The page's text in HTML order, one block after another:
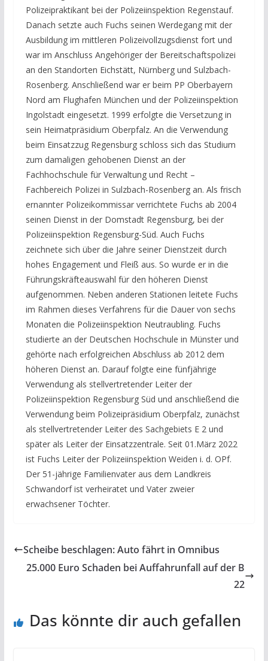
Polizeipraktikant bei der Polizeiinspektion Regenstauf.
Danach setzte auch Fuchs seinen Werdegang mit der
Ausbildung im mittleren Polizeivollzugsdienst fort und
war im Anschluss Angehöriger der Bereitschaftspolizei
an den Standorten Eichstätt, Nürnberg und Sulzbach-
Rosenberg. Anschließend war er beim PP Oberbayern
Nord am Flughafen München und der Polizeiinspektion
Ingolstadt eingesetzt. 1999 erfolgte die Versetzung in
sein Heimatpräsidium Oberpfalz. An die Verwendung
beim Einsatzzug Regensburg schloss sich das Studium
zum damaligen gehobenen Dienst an der
Fachhochschule für Verwaltung und Recht –
Fachbereich Polizei in Sulzbach-Rosenberg an. Als frisch
ernannter Polizeikommissar verrichtete Fuchs ab 2004
seinen Dienst in der Domstadt Regensburg, bei der
Polizeiinspektion Regensburg-Süd. Auch Fuchs
zeichnete sich über die Jahre seiner Dienstzeit durch
hohes Engagement und Fleiß aus. So wurde er in die
Führungskräfteauswahl für den höheren Dienst
aufgenommen. Neben anderen Stationen leitete Fuchs
im Rahmen dieses Verfahrens für die Dauer von sechs
Monaten die Polizeiinspektion Neutraubling. Fuchs
studierte an der Deutschen Hochschule in Münster und
gehörte nach erfolgreichen Abschluss ab 2012 dem
höheren Dienst an. Darauf folgte eine fünfjährige
Verwendung als stellvertretender Leiter der
Polizeiinspektion Regensburg Süd und anschließend die
Verwendung beim Polizeipräsidium Oberpfalz, zunächst
als stellvertretender Leiter des Sachgebiets E 2 und
später als Leiter der Einsatzzentrale. Seit 01.März 2022
ist Fuchs Leiter der Polizeiinspektion Weiden i. d. OPf.
Der 51-jährige Familienvater aus dem Landkreis
Schwandorf ist verheiratet und Vater zweier
erwachsener Töchter.
Scheibe beschlagen: Auto fährt in Omnibus
25.000 Euro Schaden bei Auffahrunfall auf der B
22
Das könnte dir auch gefallen